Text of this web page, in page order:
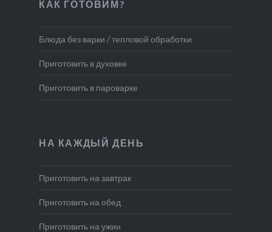
КАК ГОТОВИМ?
Блюда без варки / тепловой обработки
Приготовить в духовке
Приготовить в пароварке
НА КАЖДЫЙ ДЕНЬ
Приготовить на завтрак
Приготовить на обед
Приготовить на ужин